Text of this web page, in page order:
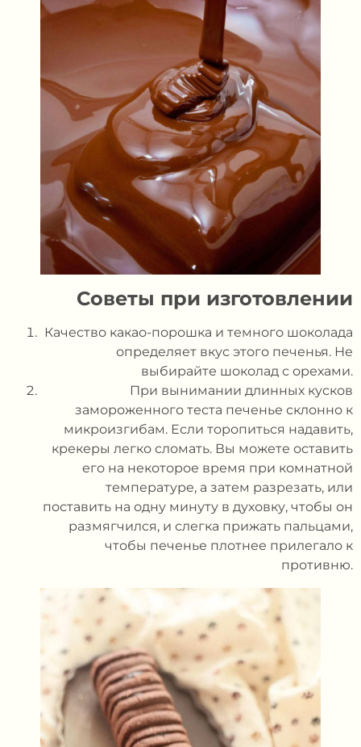
Советы при изготовлении
Качество какао-порошка и темного шоколада
определяет вкус этого печенья. Не
выбирайте шоколад с орехами.
При вынимании длинных кусков
замороженного теста печенье склонно к
микроизгибам. Если торопиться надавить,
крекеры легко сломать. Вы можете оставить
его на некоторое время при комнатной
температуре, а затем разрезать, или
поставить на одну минуту в духовку, чтобы он
размягчился, и слегка прижать пальцами,
чтобы печенье плотнее прилегало к
противню.